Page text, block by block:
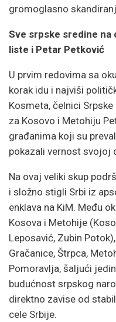
gromoglasno
Sve srpske sredine na
liste i Petar Petković
U prvim redovima sa
korak idu i najviši
Kosmeta, čelnici
za Kosovo i Metohiju
građanima koji su
pokazali vernost svojoj
Na ovaj veliki skup
i složno stigli Srbi iz
enklava na KiM. Među
Kosova i Metohije
Leposavić, Zubin
Gračanice, Štrpca,
Pomoravlja, šaljući
budućnost srpskog
direktno zavise od
cele Srbije.